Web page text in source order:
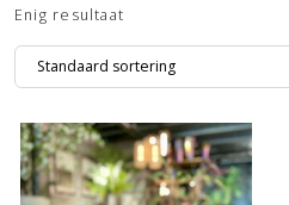
Enig resultaat